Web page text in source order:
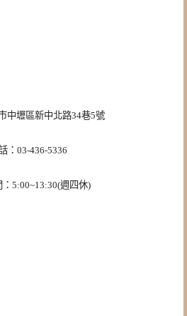
中壢區新中北路34巷5號
：03-436-5336
：5:00~13:30(週四休)